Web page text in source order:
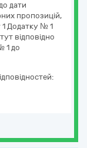
дати
пропозицій,
1 Додатку № 1
відповідно
1 до